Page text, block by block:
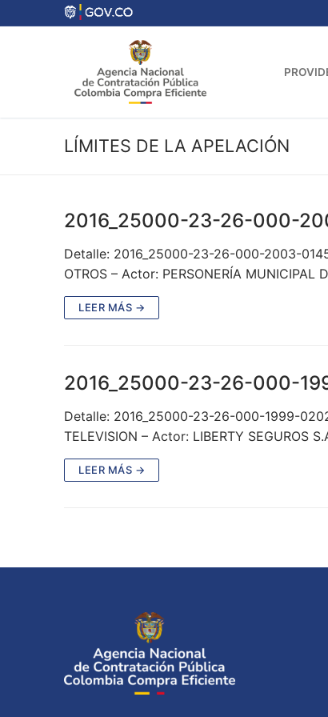
al
LÍMITES DE LA APELACIÓN
2016_25000-23-26-000-
Detalle: 2016_25000-23-26-000-2003-
OTROS – Actor: PERSONERÍA
LEER MÁS →
2016_25000-23-26-000-
Detalle: 2016_25000-23-26-000-1999-
TELEVISION – Actor: LIBERTY SEGUROS
LEER MÁS →